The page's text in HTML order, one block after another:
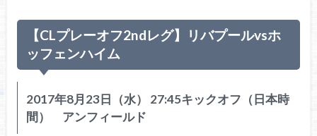
【CLプレーオフ2ndレグ】リバプールvsホ
ッフェンハイム
2017年8月23日（水） 27:45キックオフ（日本時
間） アンフィールド